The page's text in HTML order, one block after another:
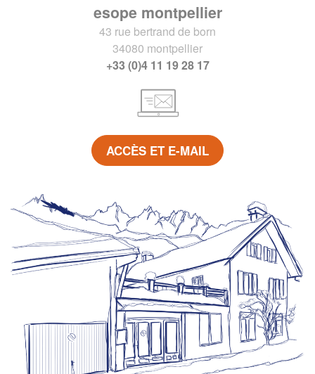
esope montpellier
43 rue bertrand de born
34080 montpellier
+33 (0)4 11 19 28 17
ACCÈS ET E-MAIL